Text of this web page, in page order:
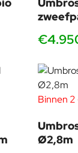
Binnen 2
Ø2,8m